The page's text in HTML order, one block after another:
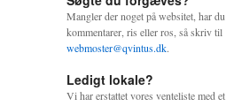
Mangler der noget på websitet, har du
kommentarer, ris eller ros, så skriv til
webmoster@qvintus.dk.
Ledigt lokale?
Vi har erstattet vores venteliste med et